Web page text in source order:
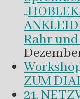
Rahr
ZUM
21.